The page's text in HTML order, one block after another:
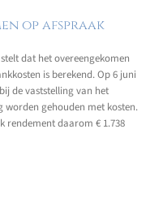
op afspraak
dat het overeengekomen
is berekend. Op 6 juni
de vaststelling van het
gehouden met kosten.
rendement daarom € 1.738